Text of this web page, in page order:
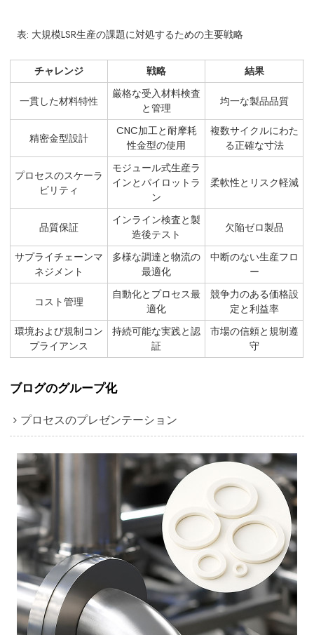
表: 大規模LSR生産の課題に対処するための主要戦略
チャレンジ 戦略 結果
一貫した材料特性
厳格な受入材料検査
と管理
均一な製品品質
精密金型設計
CNC加工と耐摩耗
性金型の使用
複数サイクルにわた
る正確な寸法
プロセスのスケーラ
ビリティ
モジュール式生産ラ
インとパイロットラ
ン
柔軟性とリスク軽減
品質保証
インライン検査と製
造後テスト
欠陥ゼロ製品
サプライチェーンマ
ネジメント
多様な調達と物流の
最適化
中断のない生産フロ
ー
コスト管理
自動化とプロセス最
適化
競争力のある価格設
定と利益率
環境および規制コン
プライアンス
持続可能な実践と認
証
市場の信頼と規制遵
守
ブログのグループ化
プロセスのプレゼンテーション